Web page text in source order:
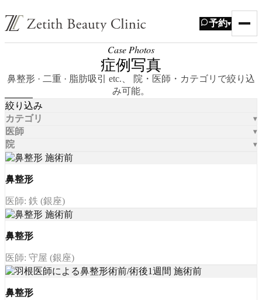
予約▾
Case Photos
症例写真
鼻整形 · 二重 · 脂肪吸引 etc.、 院・医師・カテゴリで絞り込
み可能。
絞り込み
カテゴリ
医師
院
鼻整形
医師: 鉄 (銀座)
鼻整形
医師: 守屋 (銀座)
鼻整形